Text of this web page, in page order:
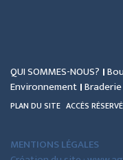
QUI SOMMES-NOUS?
Environnement
PLAN DU SITE ACCÈS RÉSERVÉ
MENTIONS LÉGALES